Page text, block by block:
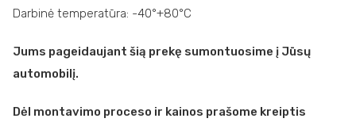
Darbinė temperatūra: -40°+80°C
Jums pageidaujant šią prekę sumontuosime į Jūsų
automobilį.
Dėl montavimo proceso ir kainos prašome kreiptis